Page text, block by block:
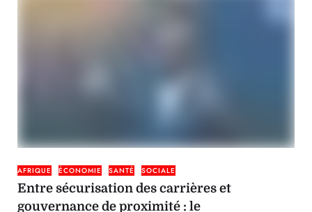
AFRIQUE ÉCONOMIE SANTÉ SOCIALE
Entre sécurisation des carrières et
gouvernance de proximité : le